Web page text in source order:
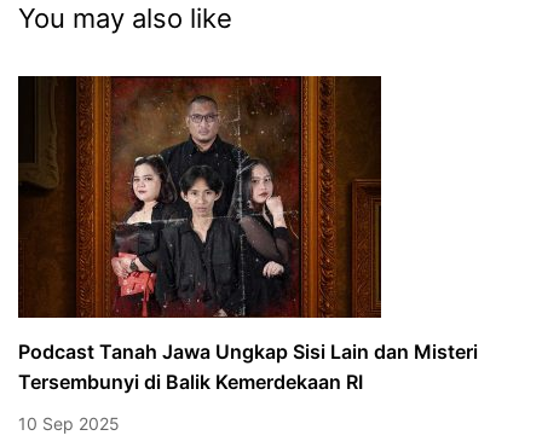
You may also like
Podcast Tanah Jawa Ungkap Sisi Lain dan Misteri
Tersembunyi di Balik Kemerdekaan RI
10 Sep 2025